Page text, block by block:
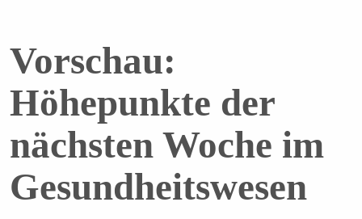
Vorschau:
Höhepunkte der
nächsten Woche im
Gesundheitswesen